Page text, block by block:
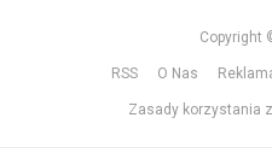
Copyright
RSS O Nas
Zasady korzystania